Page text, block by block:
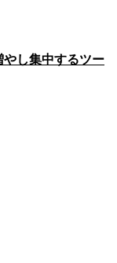
し集中するツー